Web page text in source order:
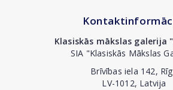
Klasiskās mākslas galerija
SIA "Klasiskās Mākslas
Brīvības iela 142,
LV-1012, Latvija